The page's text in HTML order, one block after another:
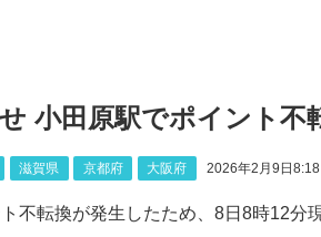
小田原駅でポイント不
滋賀県 京都府 大阪府 2026年2月9日8:18
不転換が発生したため、8日8時12分